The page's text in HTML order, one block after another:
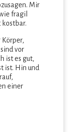
Mir
fragil
Körper,
vor
ist es gut,
ist. Hin und
einer